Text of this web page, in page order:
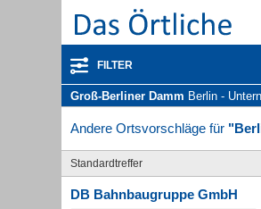
FILTER
Groß-Berliner Damm Berlin - Unternehmen und Personen
Andere Ortsvorschläge für
Standardtreffer
DB Bahnbaugruppe GmbH